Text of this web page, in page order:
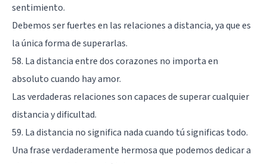
sentimiento.
Debemos ser fuertes en las relaciones a distancia, ya que es
la única forma de superarlas.
58. La distancia entre dos corazones no importa en
absoluto cuando hay amor.
Las verdaderas relaciones son capaces de superar cualquier
distancia y dificultad.
59. La distancia no significa nada cuando tú significas todo.
Una frase verdaderamente hermosa que podemos dedicar a